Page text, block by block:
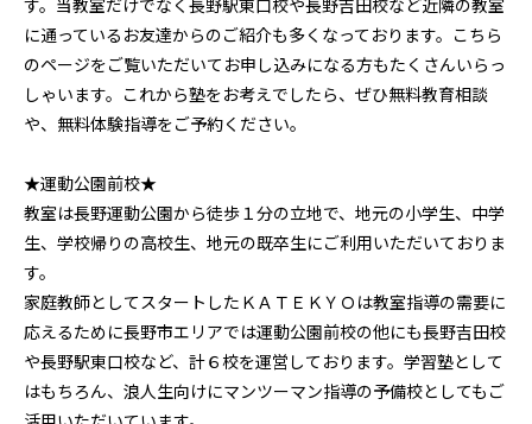
に通っているお友達からのご紹介も多くなっております。こちら
のページをご覧いただいてお申し込みになる方もたくさんいらっ
しゃいます。これから塾をお考えでしたら、ぜひ無料教育相談
や、無料体験指導をご予約ください。
★運動公園前校★
教室は長野運動公園から徒歩１分の立地で、地元の小学生、中学
生、学校帰りの高校生、地元の既卒生にご利用いただいておりま
す。
家庭教師としてスタートしたＫＡＴＥＫＹＯは教室指導の需要に
応えるために長野市エリアでは運動公園前校の他にも長野吉田校
や長野駅東口校など、計６校を運営しております。学習塾として
はもちろん、浪人生向けにマンツーマン指導の予備校としてもご